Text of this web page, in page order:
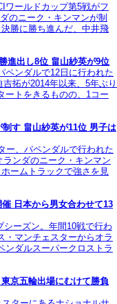
ワールドカップ第5戦がフ
のニーク・キンマンが制
勝に勝ち進んだ、中井飛
進出し8位 畠山紗英が9位
ペンダルで12日に行われた
拓が2014年以来、5年ぶり
ートをきるものの、1コー
す 畠山紗英が11位 男子は
ー、パペンダルで行われた
ンダのニーク・キンマン
ームトラックで強さを見
日本から男女合わせて13
ーズン。年間10戦で行わ
・マンチェスターからオラ
ンダルスーパークロストラ
京五輪出場にむけて勝負